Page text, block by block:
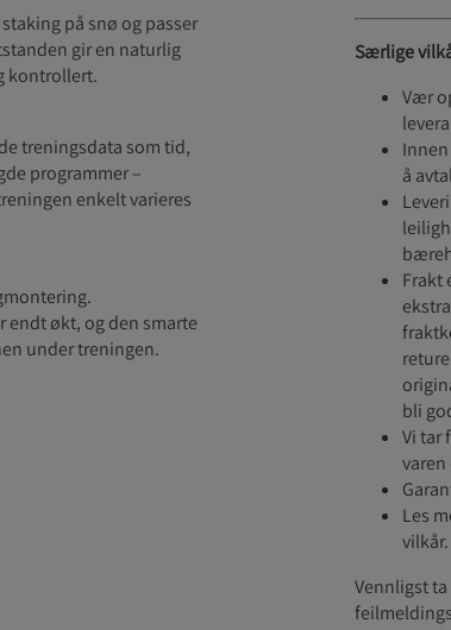
på snø og passer
gir en naturlig
kontrollert.
treningsdata som tid,
programmer –
enkelt varieres
endt økt, og den smarte
under treningen.
Særlige
Vær
å
Frakt
bli
Vi tar
Les
vilkår.
Vennligst